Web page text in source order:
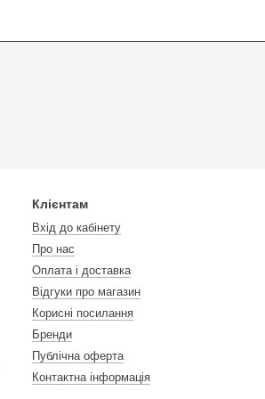
Клієнтам
Вхід до кабінету
Про нас
Оплата і доставка
Відгуки про магазин
Корисні посилання
Бренди
Публічна оферта
Контактна інформація